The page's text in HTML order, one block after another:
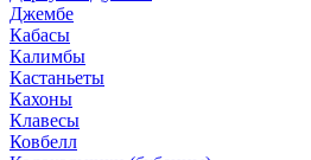
Джембе
Кабасы
Калимбы
Кастаньеты
Кахоны
Клавесы
Ковбелл